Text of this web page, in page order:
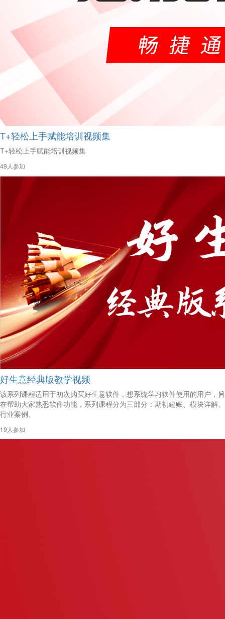
T+轻松上手赋能培训视频集
T+轻松上手赋能培训视频集
49人参加
好生意经典版教学视频
该系列课程适用于初次购买好生意软件，想系统学习软件使用的用户，旨
在帮助大家熟悉软件功能，系列课程分为三部分：期初建账、模块详解、
行业案例。
19人参加